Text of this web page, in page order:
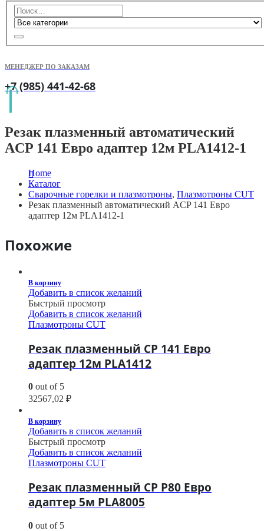
МЕНЕДЖЕР ПО ЗАКАЗАМ
+7 (985) 441-42-68
Резак плазменный автоматический
ACP 141 Евро адаптер 12м PLA1412-1
Home
Каталог
Сварочные горелки и плазмотроны, Плазмотроны CUT
Резак плазменный автоматический ACP 141 Евро
адаптер 12м PLA1412-1
Похожие
В корзину
Добавить в список желаний
Быстрый просмотр
Добавить в список желаний
Плазмотроны CUT
Резак плазменный CP 141 Евро
адаптер 12м PLA1412
0 out of 5
32567,02 ₽
В корзину
Добавить в список желаний
Быстрый просмотр
Добавить в список желаний
Плазмотроны CUT
Резак плазменный CP P80 Евро
адаптер 5м PLA8005
0 out of 5